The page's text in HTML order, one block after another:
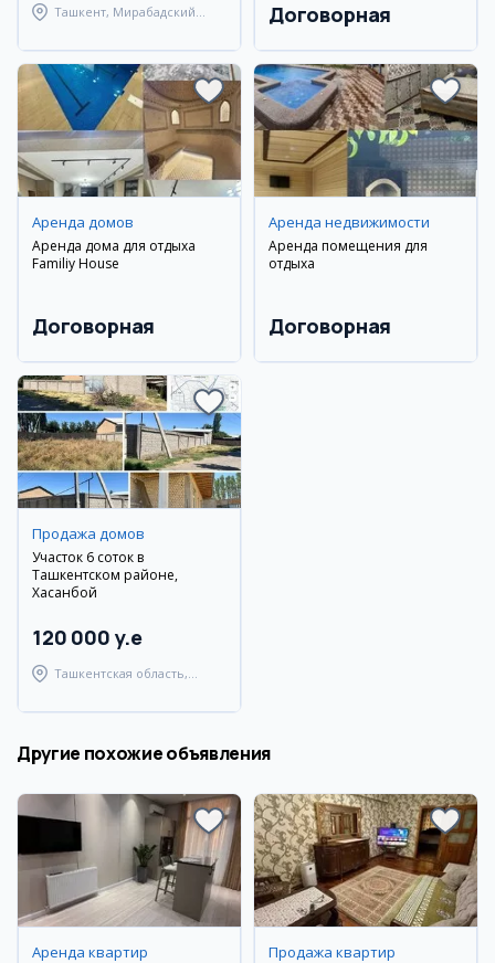
Ташкент, Мирабадский
Договорная
Аренда домов
Аренда дома для отдыха
Familiy House
Договорная
Аренда недвижимости
Аренда помещения для
отдыха
Договорная
Продажа домов
Участок 6 соток в
Ташкентском районе,
Хасанбой
120 000 y.e
Ташкентская область,
Другие похожие объявления
Аренда квартир Продажа квартир